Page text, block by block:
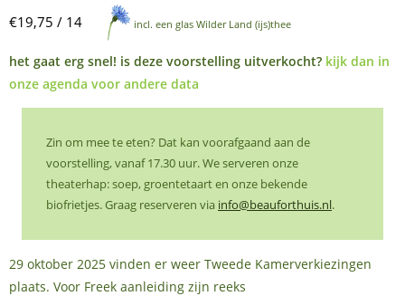
€19,75 / 14 incl. een glas Wilder Land (ijs)thee
het gaat erg snel! is deze voorstelling uitverkocht? kijk dan in
onze agenda voor andere data
Zin om mee te eten? Dat kan voorafgaand aan de
voorstelling, vanaf 17.30 uur. We serveren onze
theaterhap: soep, groentetaart en onze bekende
biofrietjes. Graag reserveren via info@beauforthuis.nl.
29 oktober 2025 vinden er weer Tweede Kamerverkiezingen
plaats. Voor Freek aanleiding zijn reeks